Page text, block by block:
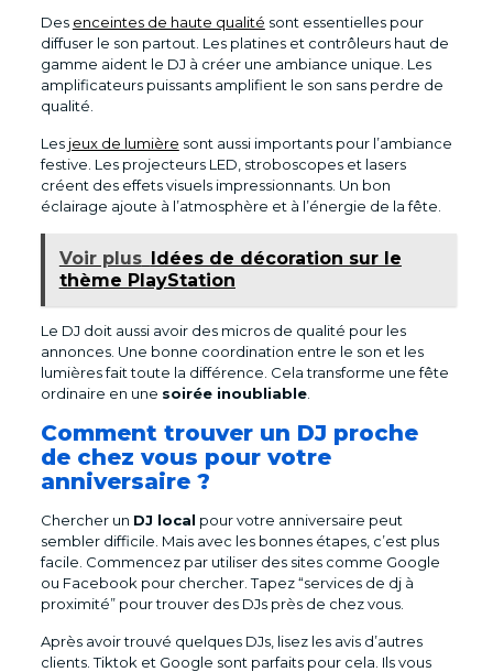
Des enceintes de haute qualité sont essentielles pour
diffuser le son partout. Les platines et contrôleurs haut de
gamme aident le DJ à créer une ambiance unique. Les
amplificateurs puissants amplifient le son sans perdre de
qualité.
Les jeux de lumière sont aussi importants pour l’ambiance
festive. Les projecteurs LED, stroboscopes et lasers
créent des effets visuels impressionnants. Un bon
éclairage ajoute à l’atmosphère et à l’énergie de la fête.
Voir plus Idées de décoration sur le
thème PlayStation
Le DJ doit aussi avoir des micros de qualité pour les
annonces. Une bonne coordination entre le son et les
lumières fait toute la différence. Cela transforme une fête
ordinaire en une soirée inoubliable.
Comment trouver un DJ proche
de chez vous pour votre
anniversaire ?
Chercher un DJ local pour votre anniversaire peut
sembler difficile. Mais avec les bonnes étapes, c’est plus
facile. Commencez par utiliser des sites comme Google
ou Facebook pour chercher. Tapez “services de dj à
proximité” pour trouver des DJs près de chez vous.
Après avoir trouvé quelques DJs, lisez les avis d’autres
clients. Tiktok et Google sont parfaits pour cela. Ils vous